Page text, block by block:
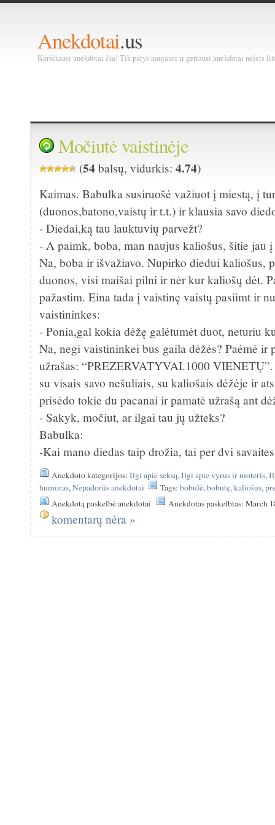
Anekdotai.us
Karščiausi anekdotai čia! Tik patys naujausi ir geriausi anekdotai neleis
Močiutė vaistinėje
(54 balsų, vidurkis:4.74)
Kaimas. Babulka susiruošė važiuot į miestą, į
(duonos,batono,vaistų ir t.t.) ir klausia savo
- Diedai,ką tau lauktuvių parvežt?
- A paimk, boba, man naujus kaliošus, šitie jau
Na, boba ir išvažiavo. Nupirko diedui kaliošus,
duonos, visi maišai pilni ir nėr kur kaliošų dėt.
pažastim. Eina tada į vaistinę vaistų pasiimt ir
vaistininkes:
- Ponia,gal kokia dėžę galėtumėt duot, neturiu
Na, negi vaistininkei bus gaila dėžės? Paėmė ir
užrašas: “PREZERVATYVAI.1000
su visais savo nešuliais, su kaliošais dėžėje ir
prisėdo tokie du pacanai ir pamatė užrašą ant
- Sakyk, močiut, ar ilgai tau jų užteks?
Babulka:
-Kai mano diedas taip drožia, tai per dvi
Anekdoto kategorijos:Ilgi apie seksą,Ilgi apie vyrus ir moteris,
humoras,Nepadorūs anekdotai Tags:bobulė,bobutę,kaliošus,
Anekdotą paskelbė anekdotai
Anekdotas paskelbtas: March
komentarų nėra »